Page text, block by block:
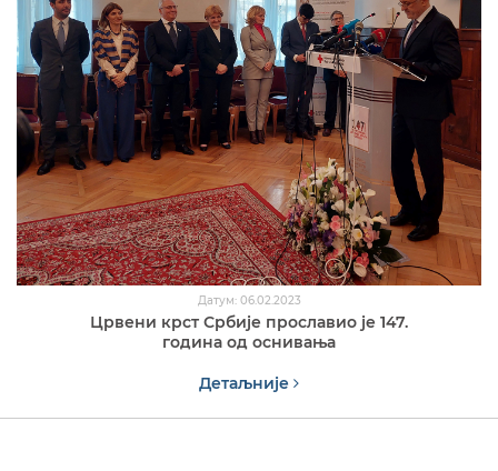
Датум: 06.02.2023
Црвени крст Србије прославио је 147.
година од оснивања
Детаљније